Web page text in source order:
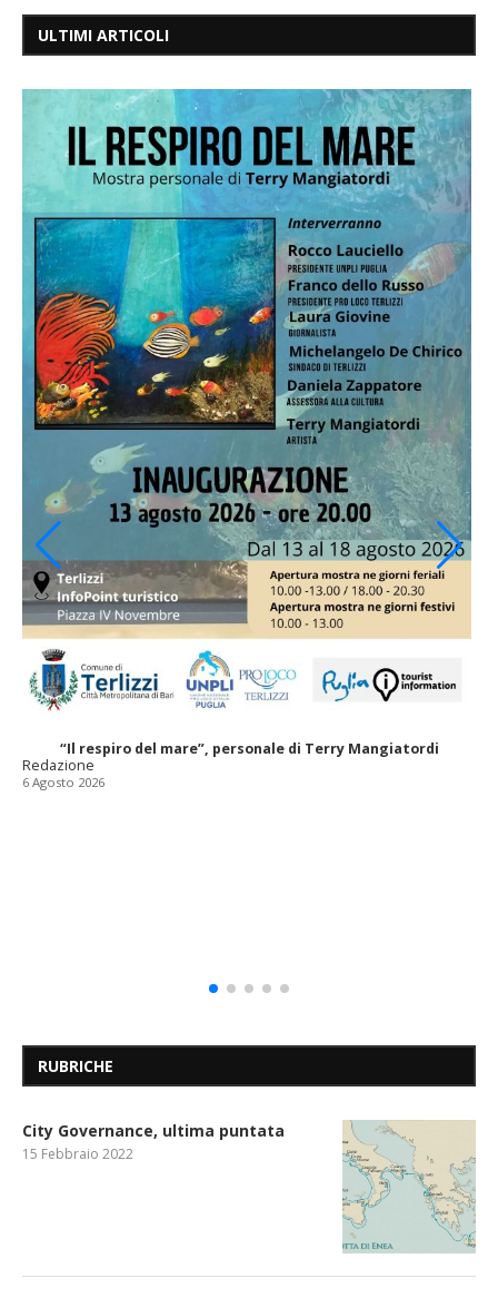
ULTIMI ARTICOLI
“Il respiro del mare”, personale di Terry Mangiatordi
Redazione
6 Agosto 2026
RUBRICHE
City Governance, ultima puntata
15 Febbraio 2022